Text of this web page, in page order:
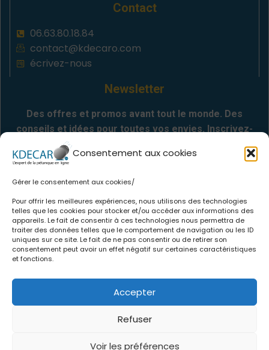
Consentement aux cookies
Gérer le consentement aux cookies/
Pour offrir les meilleures expériences, nous utilisons des technologies
telles que les cookies pour stocker et/ou accéder aux informations des
appareils. Le fait de consentir à ces technologies nous permettra de
traiter des données telles que le comportement de navigation ou les ID
uniques sur ce site. Le fait de ne pas consentir ou de retirer son
consentement peut avoir un effet négatif sur certaines caractéristiques
et fonctions.
Accepter
Refuser
Voir les préférences
Contact
06.63.80.18.84
contact@kdecaro.com
écrivez-nous
Newsletter
Des offres et promos avant tout le monde. Des
conseils et idées pour toutes vos envies. Inscrivez-
Informations
.Qui sommes-nous
.Politique de confidentialité